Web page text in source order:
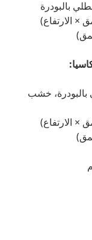
بالبودرة، خشب